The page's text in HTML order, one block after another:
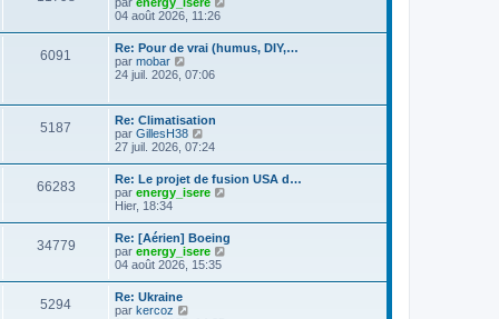
g
e
s
s
n
e
r
e
s
a
g
e
l
e
d
e
r
n
i
r
m
e
s
s
a
g
l
t
e
r
e
e
r
n
i
e
r
m
e
s
a
g
e
u
r
e
r
n
r
m
s
04 août 2026, 11:26
6091
Re: Pour de vrai (humus, DIY,…
par mobar
o
l
t
e
r
l
e
e
r
n
i
e
r
e
24 juil. 2026, 07:06
5187
Re: Climatisation
par GillesH38
o
u
l
e
r
l
e
d
27 juil. 2026, 07:24
66283
Re: Le projet de fusion USA d…
par energy_isere
u
e
Hier, 18:34
34779
Re: [Aérien] Boeing
par energy_isere
04 août 2026, 15:35
5294
Re: Ukraine
par kercoz